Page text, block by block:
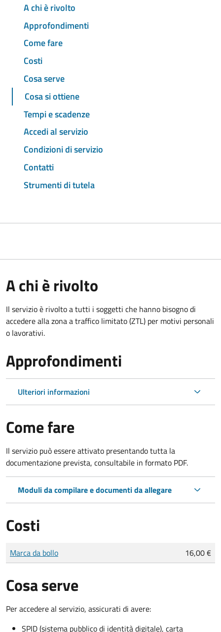
A chi è rivolto
Approfondimenti
Come fare
Costi
Cosa serve
Cosa si ottiene
Tempi e scadenze
Accedi al servizio
Condizioni di servizio
Contatti
Strumenti di tutela
A chi è rivolto
Il servizio è rivolto a tutti i soggetti che hanno bisogno di
accedere alla zona a traffico limitato (ZTL) per motivi personali
o lavorativi.
Approfondimenti
Ulteriori informazioni
Come fare
Il servizio può essere attivato presentando tutta la
documentazione prevista, consultabile in formato PDF.
Moduli da compilare e documenti da allegare
Costi
Tipo di pagamento
Importo
Marca da bollo 16,00 €
Cosa serve
Per accedere al servizio, assicurati di avere:
SPID (sistema pubblico di identità digitale), carta